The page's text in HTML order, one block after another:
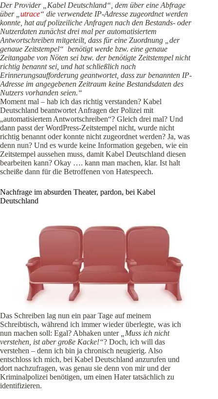
Der Provider „Kabel Deutschland“, dem über eine Abfrage
über „ utrace“ die verwendete IP-Adresse zugeordnet werden
konnte, hat auf polizeiliche Anfragen nach den Bestands- oder
Nutzerdaten zunächst drei mal per automatisiertem
Antwortschreiben mitgeteilt, dass für eine Zuordnung „der
genaue Zeitstempel“ benötigt werde bzw. eine genaue
Zeitangabe von Nöten sei bzw. der benötigte Zeitstempel nicht
richtig benannt sei, und hat schließlich nach
Erinnerungsaufforderung geantwortet, dass zur benannten IP-
Adresse im angegebenen Zeitraum keine Bestandsdaten des
Nutzers vorhanden seien.“
Moment mal – hab ich das richtig verstanden? Kabel
Deutschland beantwortet Anfragen der Polizei mit
„automatisiertem Antwortschreiben“? Gleich drei mal? Und
dann passt der WordPress-Zeitstempel nicht, wurde nicht
richtig benannt oder konnte nicht zugeordnet werden? Ja, was
denn nun? Und es wurde keine Information gegeben, wie ein
Zeitstempel aussehen muss, damit Kabel Deutschland diesen
bearbeiten kann? Okay …. kann man machen, klar. Ist halt
scheiße dann für die Betroffenen von Hatespeech.
Nachfrage im absurden Theater, pardon, bei Kabel
Deutschland
Das Schreiben lag nun ein paar Tage auf meinem
Schreibtisch, während ich immer wieder überlegte, was ich
nun machen soll: Egal? Abhaken unter
„Muss ich nicht
verstehen, ist aber große Kacke!“? Doch, ich will das
verstehen – denn ich bin ja chronisch neugierig. Also
entschloss ich mich, bei Kabel Deutschland anzurufen und
dort nachzufragen, was genau sie denn von mir und der
Kriminalpolizei benötigen, um einen Hater tatsächlich zu
identifizieren.